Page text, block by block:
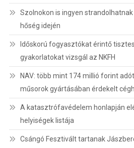
Szolnokon is ingyen
hőség idején
Időskorú fogyasztókat érintő
gyakorlatokat vizsgál az NKFH
NAV: több mint 174 millió forint
műsorok gyártásában érdekelt
A katasztrófavédelem honlapján
helyiségek listája
Csángó Fesztivált tartanak